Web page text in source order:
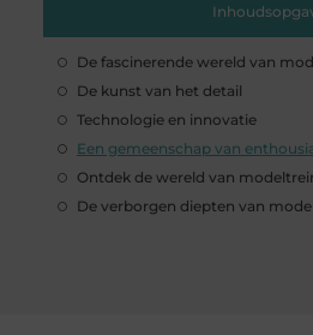
De fascinerende wereld van
De kunst van het detail
Technologie en innovatie
Een gemeenschap van
Ontdek de wereld van
De verborgen diepten van